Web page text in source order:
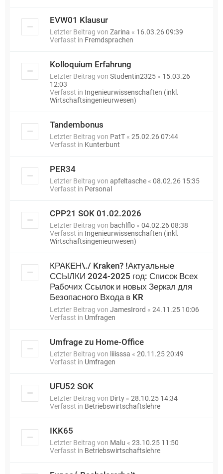
EVW01 Klausur
Letzter Beitrag von Zarina « 16.03.26 09:39
Verfasst in Fremdsprachen
Kolloquium Erfahrung
Letzter Beitrag von Studentin2325 « 15.03.26
12:03
Verfasst in Ingenieurwissenschaften (inkl.
Wirtschaftsingenieurwesen)
Tandembonus
Letzter Beitrag von PatT « 25.02.26 07:44
Verfasst in Kunterbunt
PER34
Letzter Beitrag von apfeltasche « 08.02.26 15:35
Verfasst in Personal
CPP21 SOK 01.02.2026
Letzter Beitrag von bachlflo « 04.02.26 08:38
Verfasst in Ingenieurwissenschaften (inkl.
Wirtschaftsingenieurwesen)
КРАКЕН\./ Kraken? !Актуальные
ССЫЛКИ 2024-2025 год: Список Всех
Рабочих Ссылок и новых Зеркал для
Безопасного Входа в KR
Letzter Beitrag von JamesIrord « 24.11.25 10:06
Verfasst in Umfragen
Umfrage zu Home-Office
Letzter Beitrag von liiisssa « 20.11.25 20:49
Verfasst in Umfragen
UFU52 SOK
Letzter Beitrag von Dirty « 28.10.25 14:34
Verfasst in Betriebswirtschaftslehre
IKK65
Letzter Beitrag von Malu « 23.10.25 11:50
Verfasst in Betriebswirtschaftslehre